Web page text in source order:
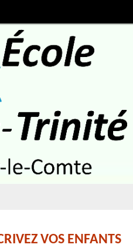
VOS ENFANTS